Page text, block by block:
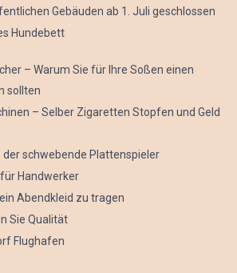
Gebäuden ab 1. Juli geschlossen
Hundebett
– Warum Sie für Ihre Soßen einen
sollten
– Selber Zigaretten Stopfen und Geld
der schwebende Plattenspieler
Handwerker
Abendkleid zu tragen
Sie Qualität
Flughafen